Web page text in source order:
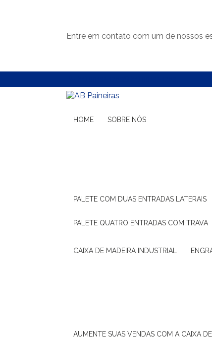
Entre em contato com um de nossos
HOME SOBRE NÓS
PALETE COM DUAS ENTRADAS LATERAIS
PALETE QUATRO ENTRADAS COM TRAVA
CAIXA DE MADEIRA INDUSTRIAL
AUMENTE SUAS VENDAS COM A CAIXA